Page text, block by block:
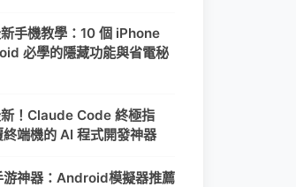
手機教學：10 個 iPhone
必學的隱藏功能與省電秘
！Claude Code 終極指
終端機的 AI 程式開發神器
游神器：Android模擬器推薦